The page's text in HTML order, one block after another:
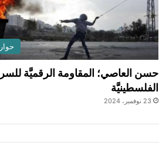
حسن العاصي؛ المقاومة الرقميَّة
الفلسطينيَّة
23 نوفمبر، 2024